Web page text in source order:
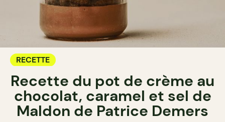
RECETTE
Recette du pot de crème au
chocolat, caramel et sel de
Maldon de Patrice Demers